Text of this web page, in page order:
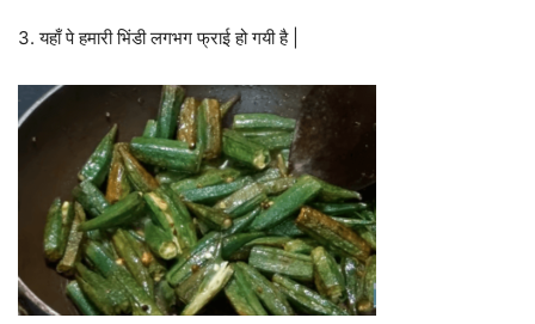
3. यहाँ पे हमारी भिंडी लगभग फ्राई हो गयी है |